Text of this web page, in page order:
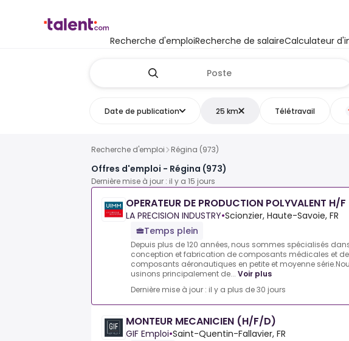
Recherche d'emploiRecherche de salaireCalculateur
Date de publication 25 km Télétravail
Recherche d'emploi Régina (973)
Offres d'emploi - Régina (973)
Dernière mise à jour : il y a 15 jours
OPERATEUR DE PRODUCTION POLYVALENT H/F
LA PRECISION INDUSTRY•Scionzier, Haute-Savoie, FR
Temps plein
Depuis plus de 120 années, nous sommes spécialisés
conception et fabrication de composants médicales et de
composants aéronautiques en petite et moyenne
usinons principalement de... Voir plus
Dernière mise à jour : il y a plus de 30 jours
MONTEUR MECANICIEN (H/F/D)
GIF Emploi•Saint-Quentin-Fallavier, FR